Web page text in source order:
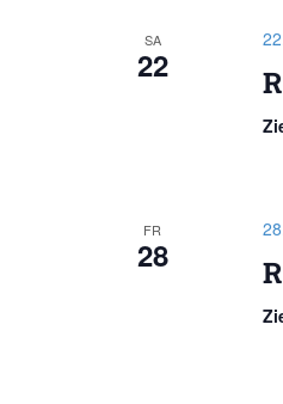
SA
22
FR
28